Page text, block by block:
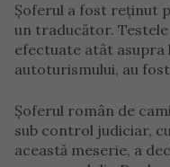
Șoferul a fost reținut
un traducător.
efectuate atât asupra
autoturismului, au
Șoferul român de
sub control judiciar,
această meserie, a